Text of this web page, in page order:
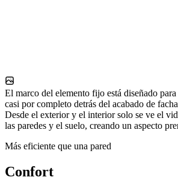
El marco del elemento fijo está diseñado
casi por completo detrás del acabado de
Desde el exterior y el interior solo se ve el
las paredes y el suelo, creando un aspecto
Más eficiente que una pared
Confort